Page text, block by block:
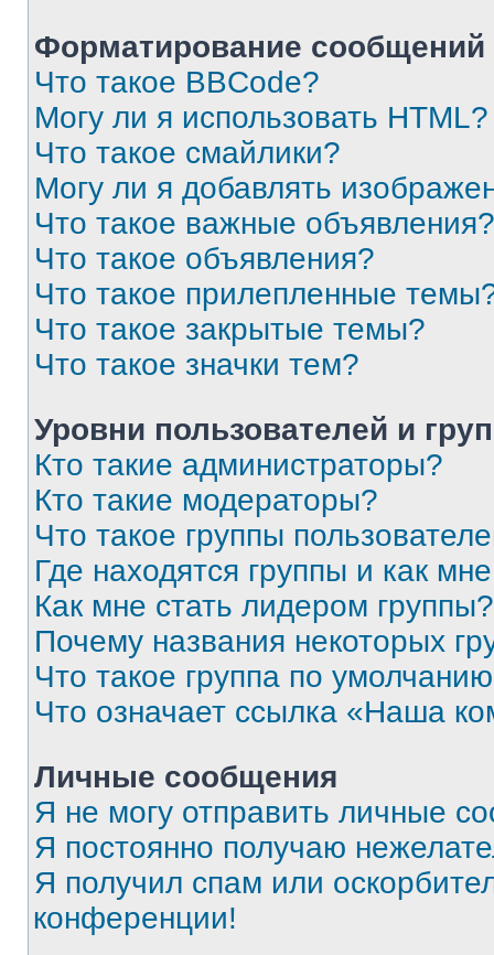
Форматирование
Что такое BBCode?
Могу ли я использовать HTML?
Что такое смайлики?
Могу ли я добавлять
Что такое важные объявления?
Что такое объявления?
Что такое прилепленные
Что такое закрытые темы?
Что такое значки тем?
Уровни пользователей и
Кто такие администраторы?
Кто такие модераторы?
Что такое группы
Где находятся группы и как
Как мне стать лидером группы?
Почему названия некоторых
Что такое группа по
Что означает ссылка «Наша
Личные сообщения
Я не могу отправить личные
Я постоянно получаю
Я получил спам или
конференции!